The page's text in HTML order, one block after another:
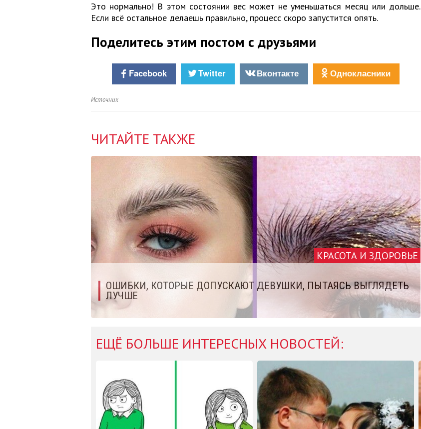
Это нормально! В этом состоянии вес может не уменьшаться месяц или дольше.
Если всё остальное делаешь правильно, процесс скоро запустится опять.
Поделитесь этим постом с друзьями
Facebook Twitter Вконтакте Однокласники
Источник
ЧИТАЙТЕ ТАКЖЕ
КРАСОТА И ЗДОРОВЬЕ
ОШИБКИ, КОТОРЫЕ ДОПУСКАЮТ ДЕВУШКИ, ПЫТАЯСЬ ВЫГЛЯДЕТЬ
ЛУЧШЕ
ЕЩЁ БОЛЬШЕ ИНТЕРЕСНЫХ НОВОСТЕЙ: